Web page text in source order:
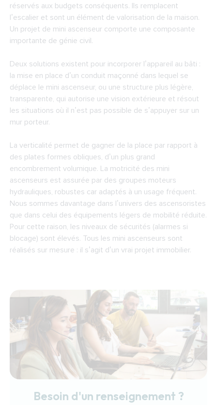
réservés aux budgets conséquents. Ils remplacent
l’escalier et sont un élément de valorisation de la maison.
Un projet de mini ascenseur comporte une composante
importante de génie civil.
Deux solutions existent pour incorporer l’appareil au bâti :
la mise en place d’un conduit maçonné dans lequel se
déplace le mini ascenseur, ou une structure plus légère,
transparente, qui autorise une vision extérieure et résout
les situations où il n’est pas possible de s’appuyer sur un
mur porteur.
La verticalité permet de gagner de la place par rapport à
des plates formes obliques, d’un plus grand
encombrement volumique. La motricité des mini
ascenseurs est assurée par des groupes moteurs
hydrauliques, robustes car adaptés à un usage fréquent.
Nous sommes davantage dans l’univers des ascensoristes
que dans celui des équipements légers de mobilité réduite.
Pour cette raison, les niveaux de sécurités (alarmes si
blocage) sont élevés. Tous les mini ascenseurs sont
réalisés sur mesure : il s’agit d’un vrai projet immobilier.
Besoin d'un renseignement ?